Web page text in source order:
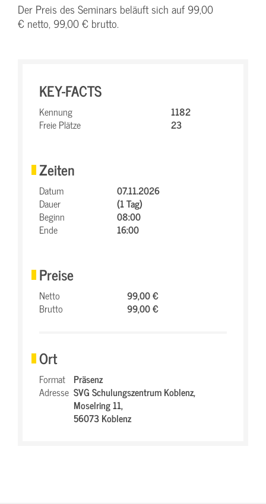
Der Preis des Seminars beläuft sich auf 99,00
€ netto, 99,00 € brutto.
KEY-FACTS
Kennung
1182
Freie Plätze
23
Zeiten
Datum
07.11.2026
Dauer
(1 Tag)
Beginn
08:00
Ende
16:00
Preise
Netto
99,00 €
Brutto
99,00 €
Ort
Format Präsenz
Adresse SVG Schulungszentrum Koblenz,
Moselring 11,
56073 Koblenz